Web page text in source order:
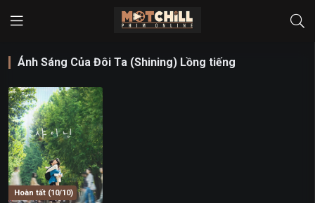
Ánh Sáng Của Đôi Ta (Shining) Lồng tiếng
Hoàn tất (10/10)